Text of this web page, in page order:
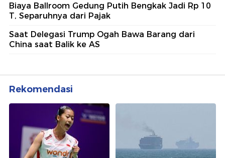
Biaya Ballroom Gedung Putih Bengkak Jadi Rp 10
T, Separuhnya dari Pajak
Saat Delegasi Trump Ogah Bawa Barang dari
China saat Balik ke AS
Rekomendasi